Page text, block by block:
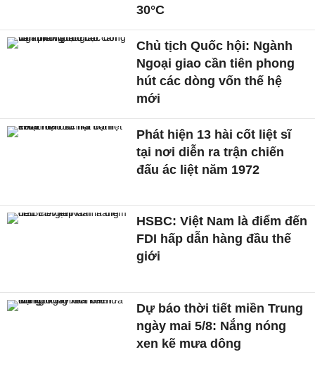
30°C
Chủ tịch Quốc hội: Ngành
Ngoại giao cần tiên phong
hút các dòng vốn thế hệ
mới
Phát hiện 13 hài cốt liệt sĩ
tại nơi diễn ra trận chiến
đấu ác liệt năm 1972
HSBC: Việt Nam là điểm đến
FDI hấp dẫn hàng đầu thế
giới
Dự báo thời tiết miền Trung
ngày mai 5/8: Nắng nóng
xen kẽ mưa dông